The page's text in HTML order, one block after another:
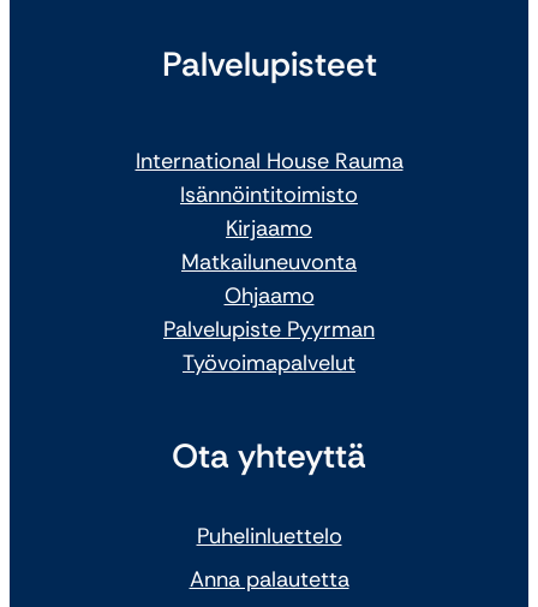
Palvelupisteet
International House Rauma
Isännöintitoimisto
Kirjaamo
Matkailuneuvonta
Ohjaamo
Palvelupiste Pyyrman
Työvoimapalvelut
Ota yhteyttä
Puhelinluettelo
Anna palautetta